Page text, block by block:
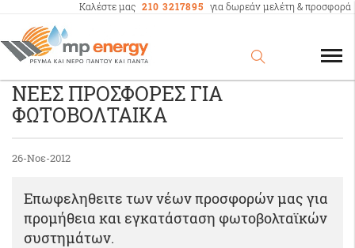
Καλέστε μας 210 3217895 για δωρεάν μελέτη & προσφορά
ΝΕΕΣ ΠΡΟΣΦΟΡΕΣ ΓΙΑ
ΦΩΤΟΒΟΛΤΑΙΚΑ
26-Νοε-2012
Επωφεληθειτε των νέων προσφορών μας για
προμήθεια και εγκατάσταση φωτοβολταϊκών
συστημάτων.